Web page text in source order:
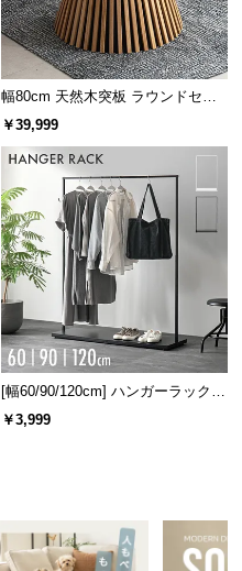
幅80cm 天然木突板 ラウンドセン
ターテーブル 美しい格子デザイン
￥39,999
[幅60/90/120cm] ハンガーラック
スチール 4段階高さ調節 サイドフ
ック オープンラック シンプル
￥3,999